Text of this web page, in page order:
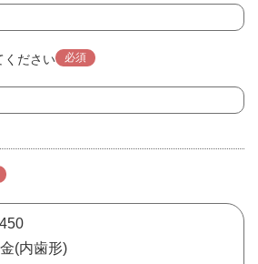
ください 必須